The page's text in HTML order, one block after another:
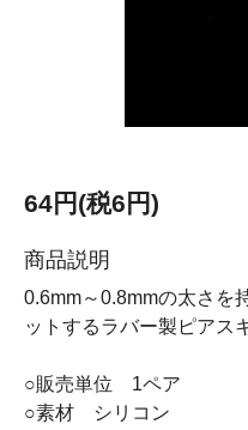
64円(税6円)
商品説明
0.6mm～0.8mmの太さを
ットするラバー製ピアス
○販売単位 1ペア
○素材 シリコン